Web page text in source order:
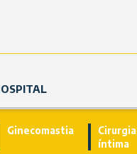
Ginecomastia
Cirurgia
íntima